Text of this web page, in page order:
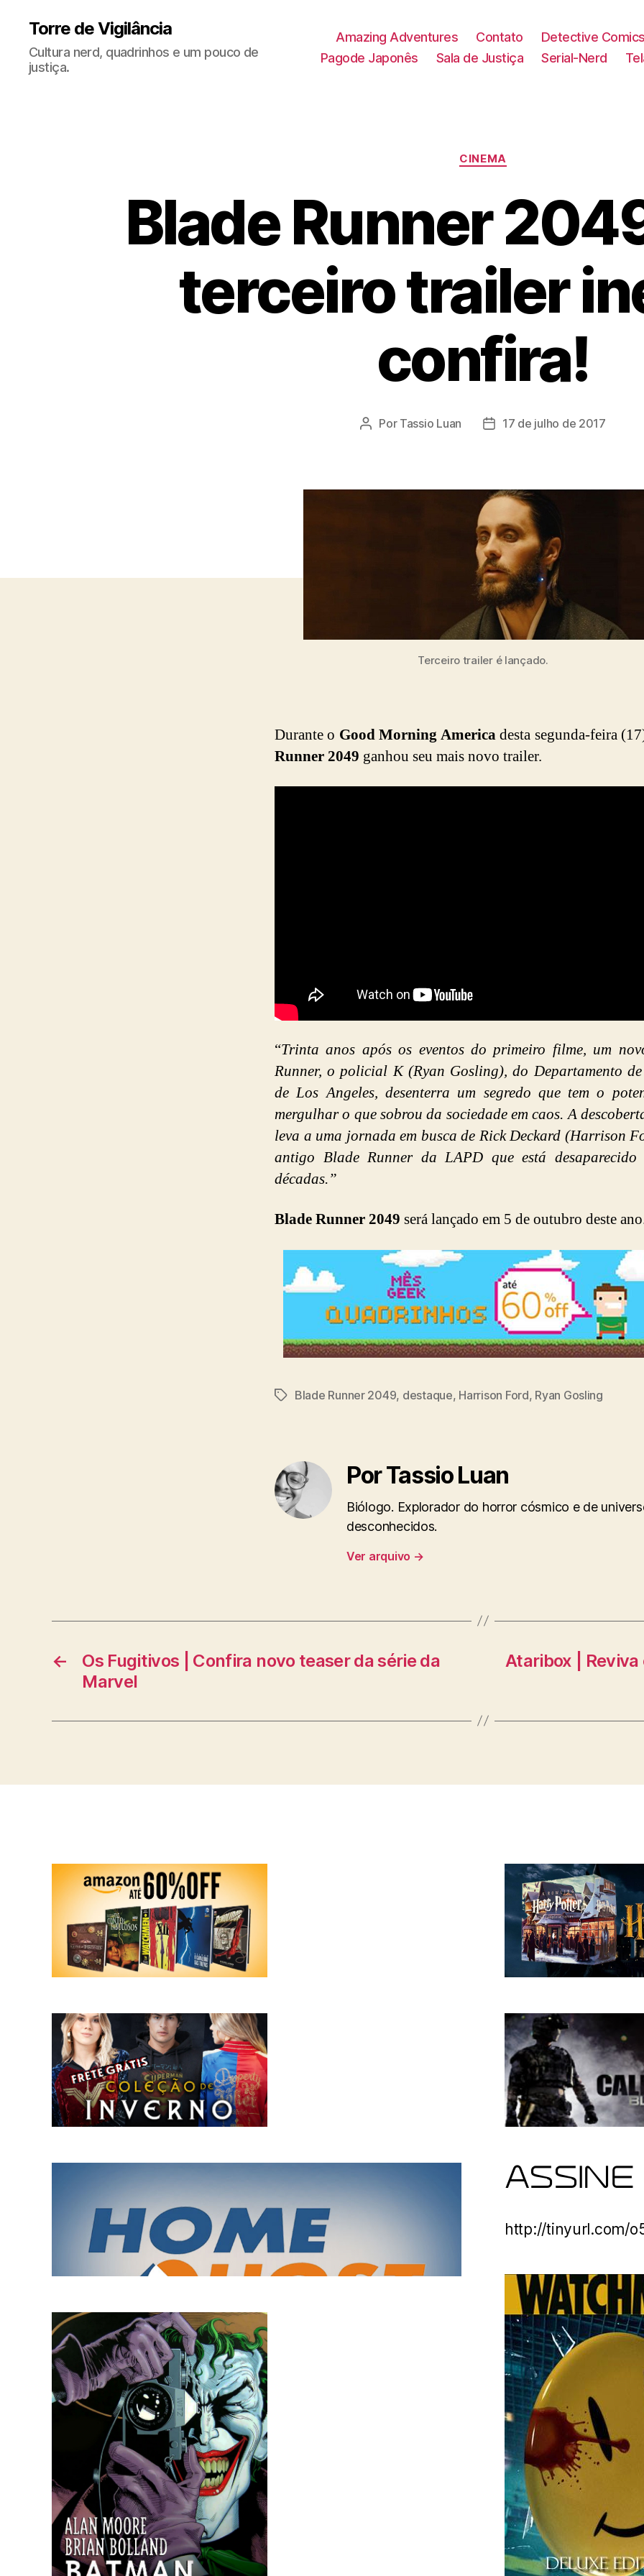
Torre de Vigilância
Cultura nerd, quadrinhos e um pouco de
justiça.
Amazing Adventures Contato
Detective
Pagode Japonês
Sala de Justiça Serial-Nerd
Categorias
CINEMA
Blade Runner
terceiro trailer
confira!
Autor
Por Tassio Luan
Data17 de julho de 2017
Terceiro trailer é lançado.
Durante o Good Morning Americadesta segunda-feira
Runner 2049 ganhou seu mais novo trailer.
“Trinta anos após os eventos do primeiro filme, um
Runner, o policial K (Ryan Gosling), do Departamento
de Los Angeles, desenterra um segredo que tem o
mergulhar o que sobrou da sociedade em caos. A
leva a uma jornada em busca de Rick Deckard (Harrison
antigo Blade Runner da LAPD que está
décadas.”
Blade Runner 2049 será lançado em 5 de outubro deste
TagsBlade Runner 2049, destaque, Harrison Ford, Ryan Gosling
Por Tassio Luan
Biólogo. Explorador do horror cósmico e de
desconhecidos.
Ver arquivo →
←
Os Fugitivos | Confira novo teaser da série da
Marvel
Ataribox |
http://tinyurl.com/